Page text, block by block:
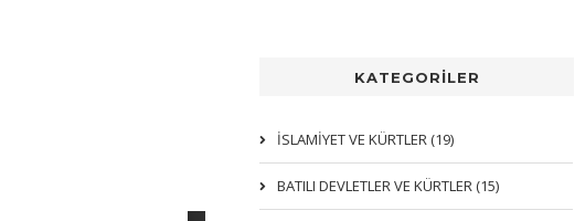
KATEGORİLER
İSLAMIYET VE KÜRTLER (19)
BATILI DEVLETLER VE KÜRTLER (15)